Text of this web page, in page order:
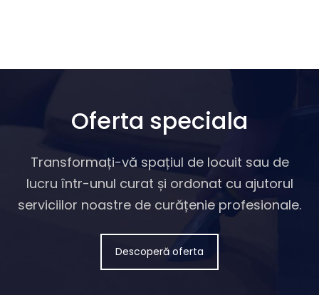
Oferta speciala
Transformați-vă spațiul de locuit sau de
lucru într-unul curat și ordonat cu ajutorul
serviciilor noastre de curățenie profesionale.
Descoperă oferta